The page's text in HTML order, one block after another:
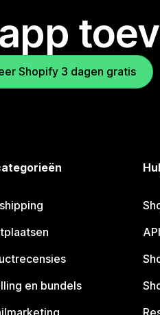
Shopify 3 dagen gratis
en bundels